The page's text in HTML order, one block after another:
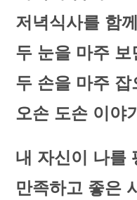
저녁식사를 함
두 눈을 마주 보
두 손을 마주 잡
오손 도손 이야
내 자신이 나를
만족하고 좋은